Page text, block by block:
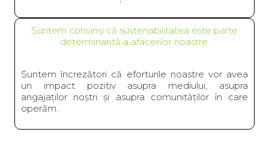
Suntem convinși că sustenabilitatea este parte
determinantă a afacerilor noastre.
Suntem încrezători că eforturile noastre vor avea
un impact pozitiv asupra mediului, asupra
angajaților noștri și asupra comunităților în care
operăm.